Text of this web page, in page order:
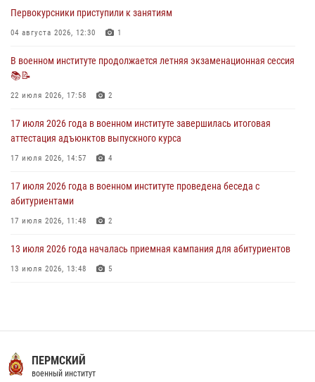
В военном институте завершается летняя экзаменационная сессия
27 июля 2026 года в военном институте поощрены курсанты
27 июля 2026, 10:45
Первокурсники приступили к занятиям
04 августа 2026, 12:30 1
В военном институте продолжается летняя экзаменационная сессия
📚📝
22 июля 2026, 17:58 2
17 июля 2026 года в военном институте завершилась итоговая
аттестация адъюнктов выпускного курса
17 июля 2026, 14:57 4
17 июля 2026 года в военном институте проведена беседа с
абитуриентами
17 июля 2026, 11:48 2
13 июля 2026 года началась приемная кампания для абитуриентов
13 июля 2026, 13:48 5
16 июля 2026, 12:29 3
29 июля 2026 года в военном институте состоялась церемония
приведения военнослужащих к Военной присяге
ПЕРМСКИЙ
военный институт